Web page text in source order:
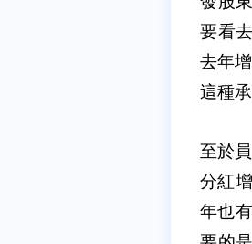
要看
去年
這種
至於
分紅
年也